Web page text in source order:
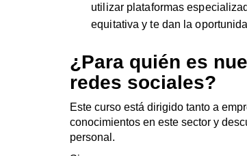
utilizar plataformas
equitativa y te dan la
¿Para quién es
redes sociales?
Este curso está dirigido tanto a
conocimientos en este sector y
personal.